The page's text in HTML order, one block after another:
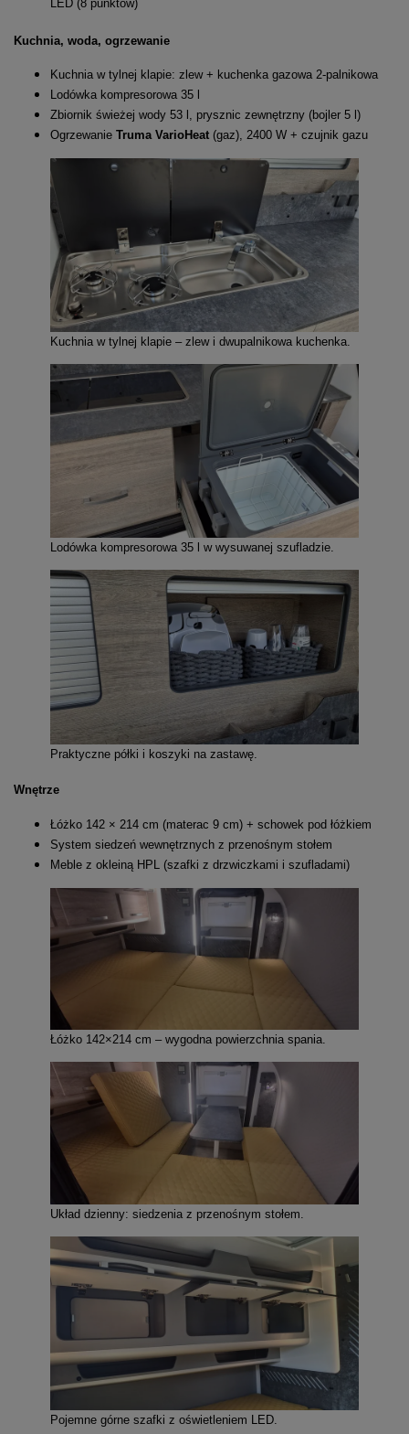
LED (8 punktów)
Kuchnia, woda, ogrzewanie
Kuchnia w tylnej klapie: zlew + kuchenka gazowa 2-palnikowa
Lodówka kompresorowa 35 l
Zbiornik świeżej wody 53 l, prysznic zewnętrzny (bojler 5 l)
Ogrzewanie Truma VarioHeat (gaz), 2400 W + czujnik gazu
Kuchnia w tylnej klapie – zlew i dwupalnikowa kuchenka.
Lodówka kompresorowa 35 l w wysuwanej szufladzie.
Praktyczne półki i koszyki na zastawę.
Wnętrze
Łóżko 142 × 214 cm (materac 9 cm) + schowek pod łóżkiem
System siedzeń wewnętrznych z przenośnym stołem
Meble z okleiną HPL (szafki z drzwiczkami i szufladami)
Łóżko 142×214 cm – wygodna powierzchnia spania.
Układ dzienny: siedzenia z przenośnym stołem.
Pojemne górne szafki z oświetleniem LED.